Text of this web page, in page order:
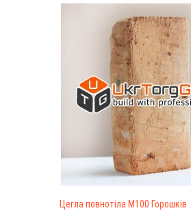
Цегла повнотіла М100 Горошків